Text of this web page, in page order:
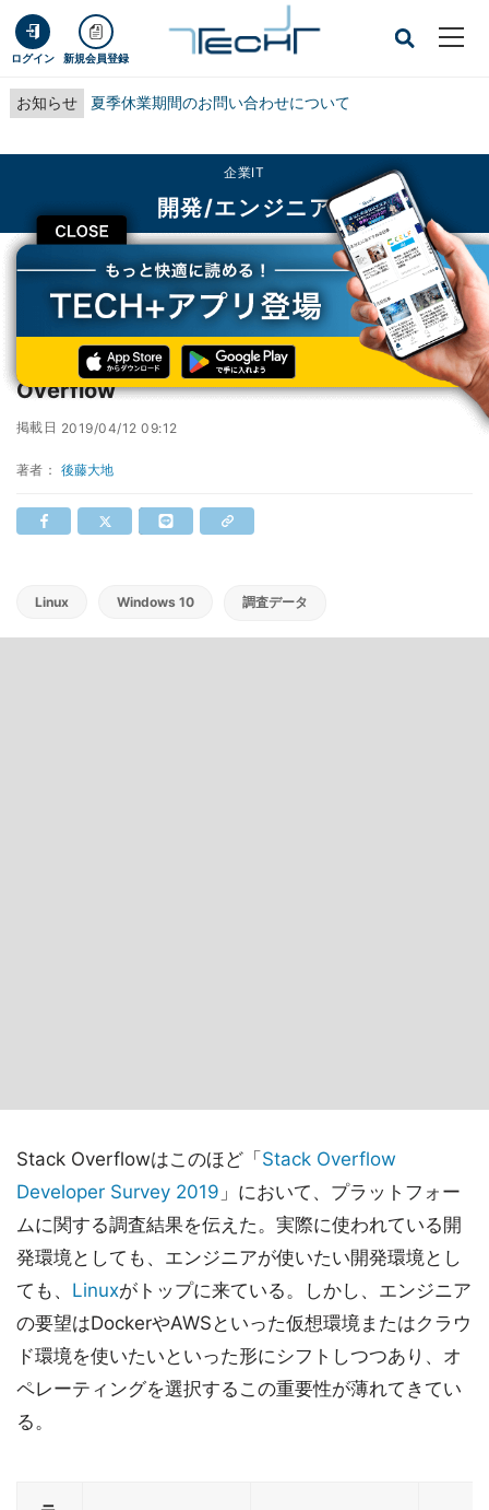
ログイン 新規会員登録
お知らせ 夏季休業期間のお問い合わせについて
CLOSE
企業IT
開発/エンジニア
TECH+ 企業IT
開発/エンジニア
2019年人気＆嫌われOSランキング- Stack Overflow
2019年人気＆嫌われOSランキング- Stack
Overflow
掲載日 2019/04/12 09:12
著者： 後藤大地
Linux Windows 10 調査データ
Stack Overflowはこのほど「 Stack Overflow
Developer Survey 2019 」において、プラットフォー
ムに関する調査結果を伝えた。実際に使われている開
発環境としても、エンジニアが使いたい開発環境とし
ても、 Linuxがトップに来ている。しかし、エンジニア
の要望はDockerやAWSといった仮想環境またはクラウ
ド環境を使いたいといった形にシフトしつつあり、オ
ペレーティングを選択するこの重要性が薄れてきてい
る。